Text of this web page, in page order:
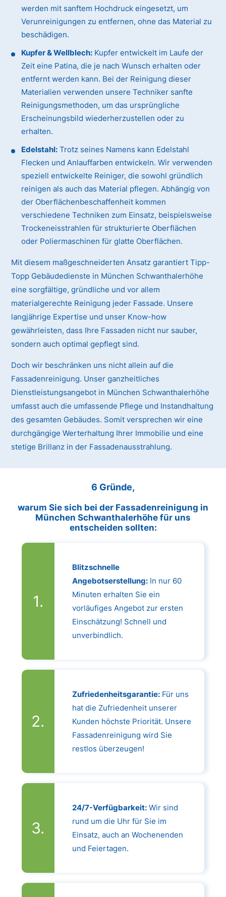
werden mit sanftem Hochdruck eingesetzt, um
Verunreinigungen zu entfernen, ohne das Material zu
beschädigen.
Kupfer & Wellblech: Kupfer entwickelt im Laufe der
Zeit eine Patina, die je nach Wunsch erhalten oder
entfernt werden kann. Bei der Reinigung dieser
Materialien verwenden unsere Techniker sanfte
Reinigungsmethoden, um das ursprüngliche
Erscheinungsbild wiederherzustellen oder zu
erhalten.
Edelstahl: Trotz seines Namens kann Edelstahl
Flecken und Anlauffarben entwickeln. Wir verwenden
speziell entwickelte Reiniger, die sowohl gründlich
reinigen als auch das Material pflegen. Abhängig von
der Oberflächenbeschaffenheit kommen
verschiedene Techniken zum Einsatz, beispielsweise
Trockeneisstrahlen für strukturierte Oberflächen
oder Poliermaschinen für glatte Oberflächen.
Mit diesem maßgeschneiderten Ansatz garantiert Tipp-
Topp Gebäudedienste in München Schwanthalerhöhe
eine sorgfältige, gründliche und vor allem
materialgerechte Reinigung jeder Fassade. Unsere
langjährige Expertise und unser Know-how
gewährleisten, dass Ihre Fassaden nicht nur sauber,
sondern auch optimal gepflegt sind.
Doch wir beschränken uns nicht allein auf die
Fassadenreinigung. Unser ganzheitliches
Dienstleistungsangebot in München Schwanthalerhöhe
umfasst auch die umfassende Pflege und Instandhaltung
des gesamten Gebäudes. Somit versprechen wir eine
durchgängige Werterhaltung Ihrer Immobilie und eine
stetige Brillanz in der Fassadenausstrahlung.
6 Gründe,
warum Sie sich bei der Fassadenreinigung in
München Schwanthalerhöhe für uns
entscheiden sollten:
Blitzschnelle
Angebotserstellung:In nur 60
Minuten erhalten Sie ein
vorläufiges Angebot zur ersten
Einschätzung! Schnell und
unverbindlich.
Zufriedenheitsgarantie:Für uns
hat die Zufriedenheit unserer
Kunden höchste Priorität. Unsere
Fassadenreinigung wird Sie
restlos überzeugen!
24/7-Verfügbarkeit:Wir sind
rund um die Uhr für Sie im
Einsatz, auch an Wochenenden
und Feiertagen.